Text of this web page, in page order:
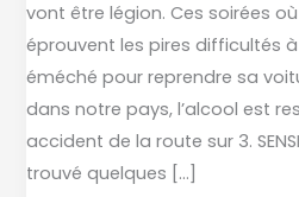
vont être légion. Ces soirées
éprouvent les pires difficultés
éméché pour reprendre sa
dans notre pays, l’alcool est
accident de la route sur 3.
trouvé quelques […]
trop
bu
techniques